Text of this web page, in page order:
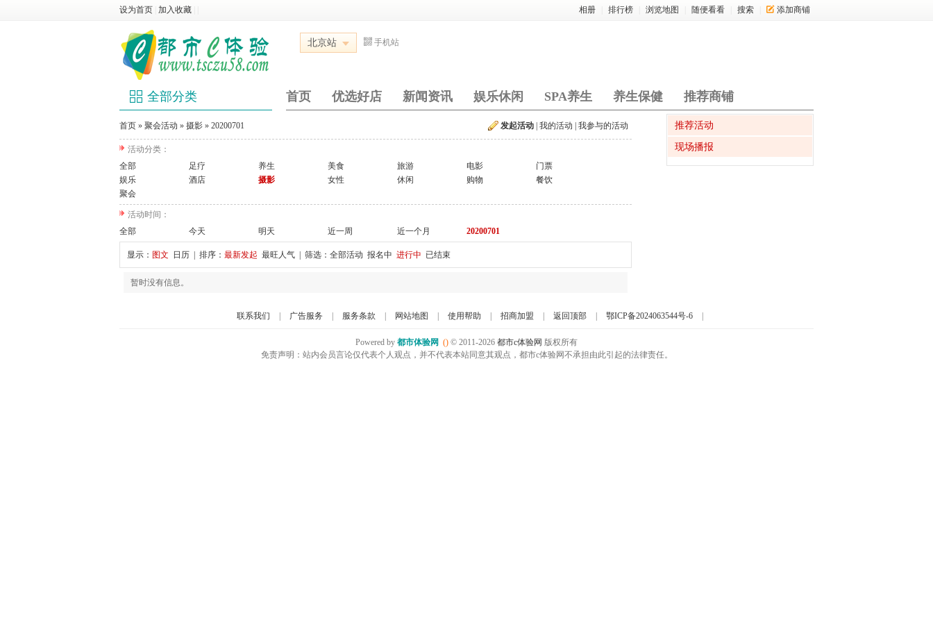
设为首页 加入收藏 相册 排行榜 浏览地图 随便看看 搜索 添加商铺
北京站 手机站
全部分类 首页 优选好店 新闻资讯 娱乐休闲 SPA养生 养生保健 推荐商铺
发起活动 我的活动 我参与的活动
首页 » 聚会活动 » 摄影 » 20200701
活动分类：
全部
足疗 养生 美食 旅游 电影
门票
娱乐
酒店 摄影 女性 休闲 购物
餐饮
聚会
活动时间：
全部
今天 明天 近一周 近一个月 20200701
显示： 图文 日历 | 排序： 最新发起 最旺人气 | 筛选： 全部活动 报名中 进行中 已结束
暂时没有信息。
推荐活动
现场播报
联系我们 广告服务 服务条款 网站地图 使用帮助 招商加盟 返回顶部 鄂ICP备2024063544号-6
Powered by 都市体验网 () © 2011-2026 都市c体验网 版权所有
免责声明：站内会员言论仅代表个人观点，并不代表本站同意其观点，都市c体验网不承担由此引起的法律责任。